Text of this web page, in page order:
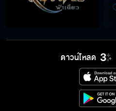
ดาวน์โหลด